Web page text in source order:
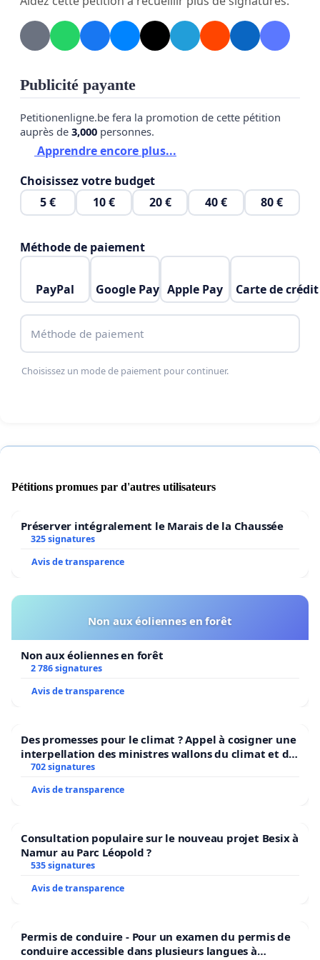
Un contrôle démocratique renforcé
, en
institutionnel réel dans l’élaboration et
Un signal fort contre la méfiance et
l’abstention, en démontrant que la démocratie
peut se réinventer et inclure davantage de
personnes.
ailleurs, ont montré que des citoyen·ne·s tirés au
prennent des décisions de haute qualité,
équilibrées et orientées vers l’intérêt général.
Il est temps que nos institutions évoluent pour
En signant cette pétition, vous soutenez une
construire un avenir commun plus juste, plus
Publicité payante
Petitionenligne.be fera la promotion de cette pétition
auprès de 3,000 personnes.
Apprendre encore plus...
Choisissez votre budget
5 €
10 € 20 € 40 € 80 €
Méthode de paiement
PayPal Google Pay Apple Pay Carte de crédit
Méthode de paiement
Choisissez un mode de paiement pour continuer.
Pétitions promues par d'autres utilisateurs
Préserver intégralement le Marais de la Chaussée
325 signatures
Avis de transparence
Non aux éoliennes en forêt
Non aux éoliennes en forêt
2 786 signatures
Avis de transparence
Des promesses pour le climat ? Appel à cosigner une
interpellation des ministres wallons du climat et de
l’environnement.
702 signatures
Avis de transparence
Consultation populaire sur le nouveau projet Besix à
Namur au Parc Léopold ?
535 signatures
Avis de transparence
Permis de conduire - Pour un examen du permis de
conduire accessible dans plusieurs langues à